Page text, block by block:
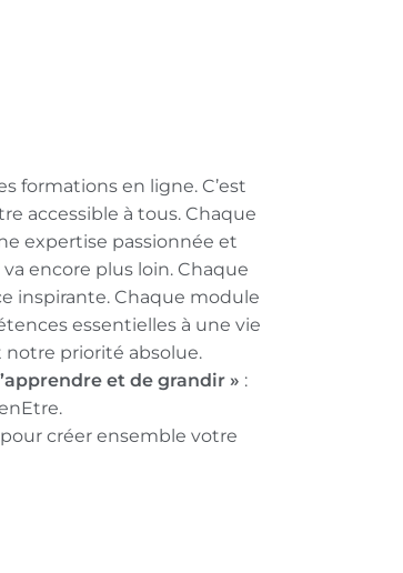
formations en ligne. C’est
accessible à tous. Chaque
expertise passionnée et
encore plus loin. Chaque
inspirante. Chaque module
essentielles à une vie
priorité absolue.
et de grandir » :
créer ensemble votre